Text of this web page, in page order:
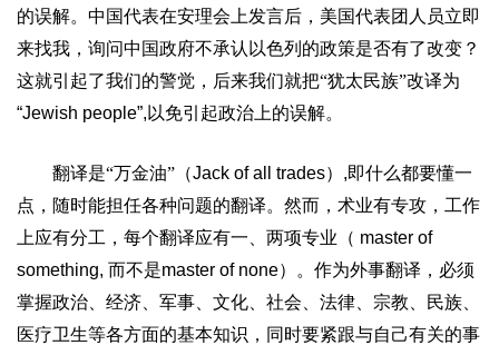
的误解。中国代表在安理会上发言后，美国代表团人员立即
来找我，询问中国政府不承认以色列的政策是否有了改变？
这就引起了我们的警觉，后来我们就把“犹太民族”改译为
“Jewish people”, 以免引起政治上的误解。
翻译是“万金油”（Jack of all trades） ,即什么都要懂一
点，随时能担任各种问题的翻译。然而，术业有专攻，工作
上应有分工，每个翻译应有一、两项专业（ master of
something, 而不是master of none）。作为外事翻译，必须
掌握政治、经济、军事、文化、社会、法律、宗教、民族、
医疗卫生等各方面的基本知识，同时要紧跟与自己有关的事